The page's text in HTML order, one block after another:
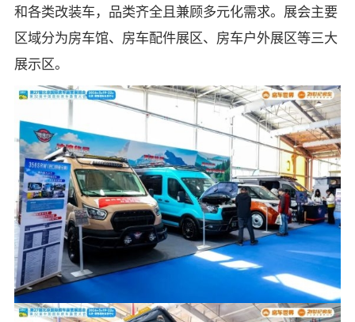
和各类改装车，品类齐全且兼顾多元化需求。展会主要
区域分为房车馆、房车配件展区、房车户外展区等三大
展示区。